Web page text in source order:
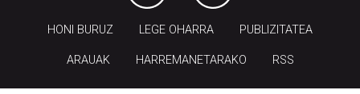
HONI BURUZ LEGE OHARRA PUBLIZITATEA
ARAUAK HARREMANETARAKO RSS